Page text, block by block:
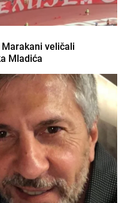
veličali
Mladića